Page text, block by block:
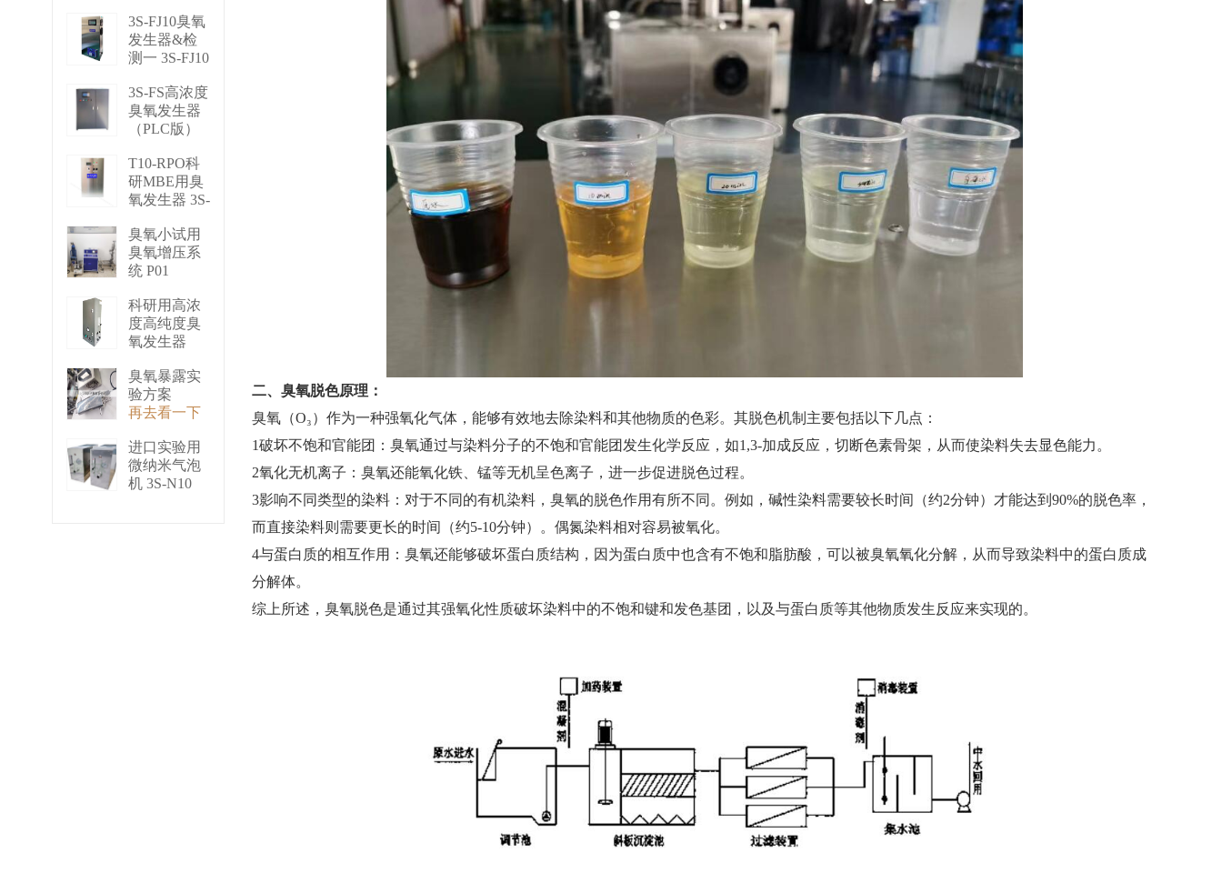
再去看一下
3S-FJ10臭氧
发生器&检
测一 3S-FJ10
3S-FS高浓度
臭氧发生器
（PLC版）
再去看一下
T10-RPO科
研MBE用臭
氧发生器 3S-
再去看一下
臭氧小试用
臭氧增压系
统 P01
科研用高浓
度高纯度臭
氧发生器
3S-B50
再去看一下
臭氧暴露实
验方案
再去看一下
进口实验用
微纳米气泡
机 3S-N10
二、臭氧脱色原理：
臭氧（O₃）作为一种强氧化气体，能够有效地去除染料和其他物质的色彩。其脱色机制主要包括以下几点：
1破坏不饱和官能团：臭氧通过与染料分子的不饱和官能团发生化学反应，如1,3-加成反应，切断色素骨架，从而使染料失去显色能力。
2氧化无机离子：臭氧还能氧化铁、锰等无机呈色离子，进一步促进脱色过程。
3影响不同类型的染料：对于不同的有机染料，臭氧的脱色作用有所不同。例如，碱性染料需要较长时间（约2分钟）才能达到90%的脱色率，
而直接染料则需要更长的时间（约5-10分钟）。偶氮染料相对容易被氧化。
4与蛋白质的相互作用：臭氧还能够破坏蛋白质结构，因为蛋白质中也含有不饱和脂肪酸，可以被臭氧氧化分解，从而导致染料中的蛋白质成
分解体。
综上所述，臭氧脱色是通过其强氧化性质破坏染料中的不饱和键和发色基团，以及与蛋白质等其他物质发生反应来实现的。